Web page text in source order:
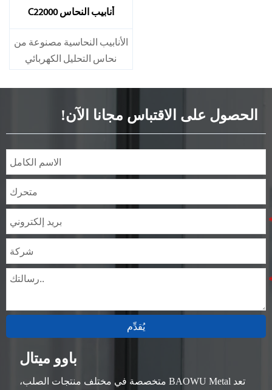
أنابيب النحاس C22000
الأنابيب النحاسية مصنوعة من
نحاس التحليل الكهربائي
جانب ذلك، فهي ذات قابلية
جيدة للتوصيل الحراري.
نطاق واسع للمبادلات
الحرارية، {#$$$@}
الحصول على الاقتباس مجانا الآن!
يُقدِّم
باوو ميتال
تعد BAOWU Metal متخصصة في مختلف منتجات الصلب،